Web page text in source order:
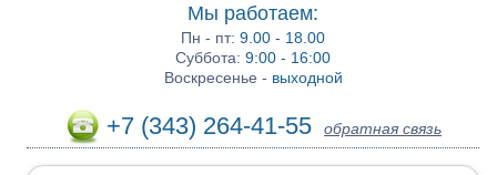
Мы работаем:
Пн - пт:9.00 - 18.00
Суббота:9:00 - 16:00
Воскресенье - выходной
+7 (343) 264-41-55 обратная связь